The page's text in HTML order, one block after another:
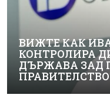
ВИЖТЕ КАК
КОНТРОЛИРА
ДЪРЖАВА ЗАД